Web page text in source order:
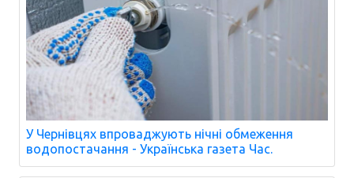
У Чернівцях впроваджують нічні обмеження
водопостачання - Українська газета Час.